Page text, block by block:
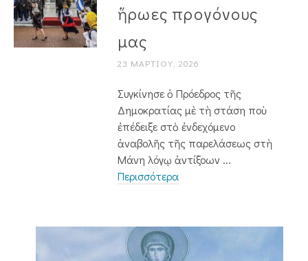
ἥρωες προγόνους
μας
23 ΜΑΡΤΊΟΥ, 2026
Συγκίνησε ὁ Πρόεδρος τῆς
Δημοκρατίας μὲ τὴ στάση ποὺ
ἐπέδειξε στὸ ἐνδεχόμενο
ἀναβολῆς τῆς παρελάσεως στὴ
Μάνη λόγῳ ἀντίξοων ...
Περισσότερα